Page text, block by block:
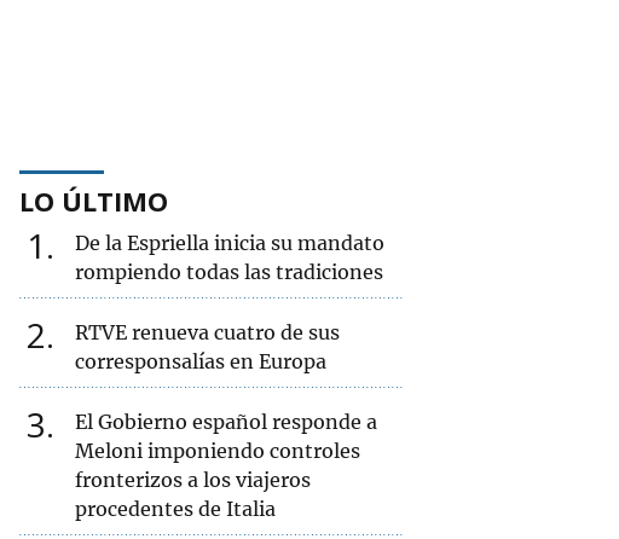
LO ÚLTIMO
1
De la Espriella inicia su mandato
rompiendo todas las tradiciones
2
RTVE renueva cuatro de sus
corresponsalías en Europa
3
El Gobierno español responde a
Meloni imponiendo controles
fronterizos a los viajeros
procedentes de Italia